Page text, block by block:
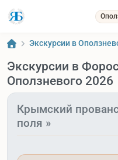
Экскурсии в
Экскурсии в
Оползневого 2026
Крымский
поля »